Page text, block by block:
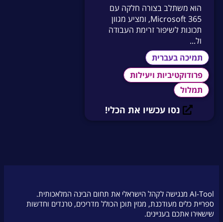
הוא משתלב בצורה חלקה עם
Microsoft 365, ומציע מגוון
תכונות לשיפור זרימת העבודה
ול...
תמיכה בעברית
פרודוקטיביות ויעילות
תמלול
נסו עכשיו את הכלי!
AI-Tool מנגישה לקהל הישראלי את תחום הבינה המלאכותית.
ספריית כלים מעודכנת, מגזין תוכן הכולל מדריכים, טרנדים וחדשות
שישאירו אתכם בעניינים.